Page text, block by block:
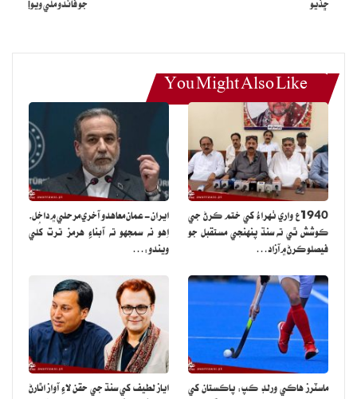
ڇڏيو
جو فائدو ملي ويو!
You Might Also Like
1940ع واري ٺهراءُ کي ختم ڪرڻ جي
ڪوشش ٿي ته سنڌ پنهنجي مستقبل جو
فيصلو ڪرڻ ۾ آزاد…
ايران- عمان معاهدو آخري مرحلي ۾ داخل،
اِهو نه سمجهو ته آبناءِ هرمز ترت کُلي
ويندو:…
ماسٽرز هاڪي ورلڊ ڪپ: پاڪستان کي
اياز لطيف کي سنڌ جي حقن لاءِ آواز اٿارڻ